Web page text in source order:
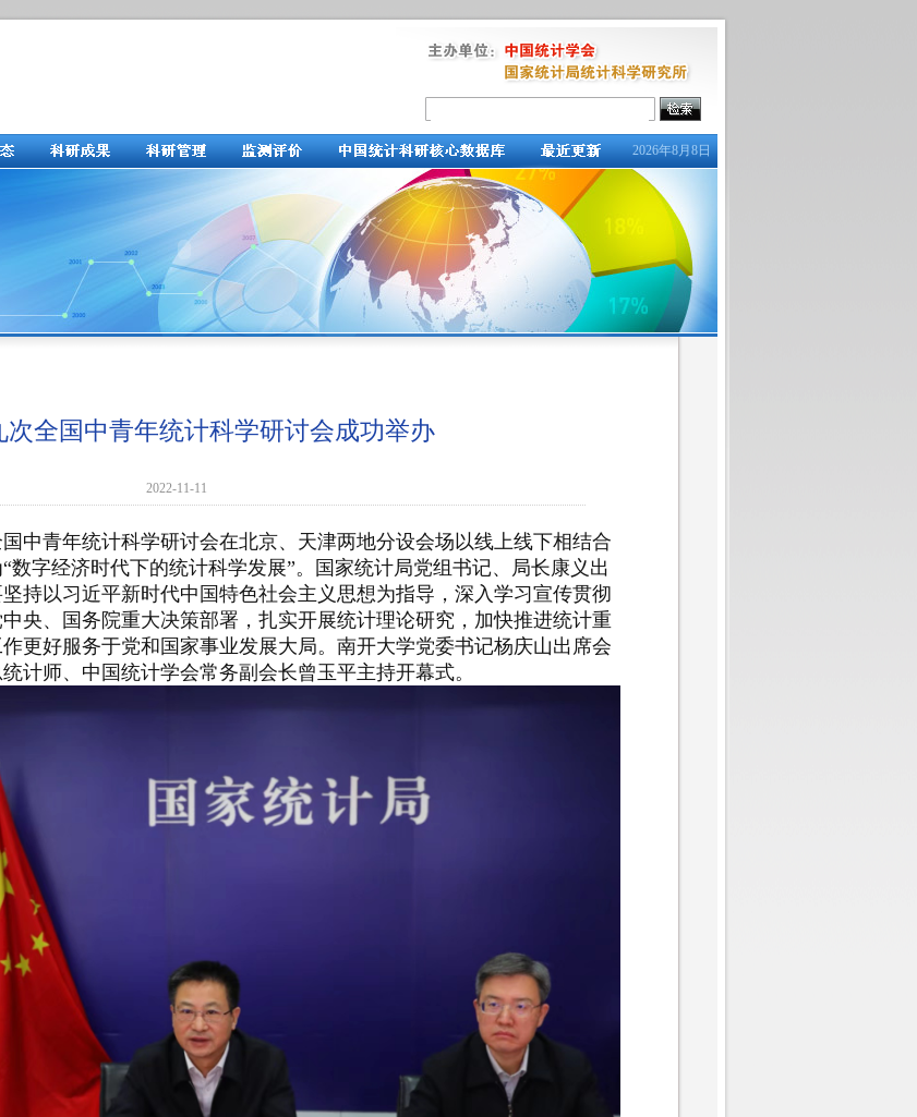
2026年8月8日
次全国中青年统计科学研讨会成功举办
2022-11-11
中青年统计科学研讨会在北京、天津两地分设会场以线上线下相结合
数字经济时代下的统计科学发展”。国家统计局党组书记、局长康义出
持以习近平新时代中国特色社会主义思想为指导，深入学习宣传贯彻
央、国务院重大决策部署，扎实开展统计理论研究，加快推进统计重
更好服务于党和国家事业发展大局。南开大学党委书记杨庆山出席会
计师、中国统计学会常务副会长曾玉平主持开幕式。